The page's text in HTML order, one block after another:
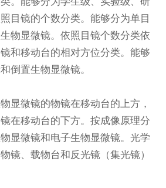
目镜的个数分类。能够分为单目
生物显微镜。依照目镜个数分类依
和移动台的相对方位分类。能够
和倒置生物显微镜。
微镜的物镜在移动台的上方，
在移动台的下方。按成像原理分
显微镜和电子生物显微镜。光学
镜、载物台和反光镜（集光镜）